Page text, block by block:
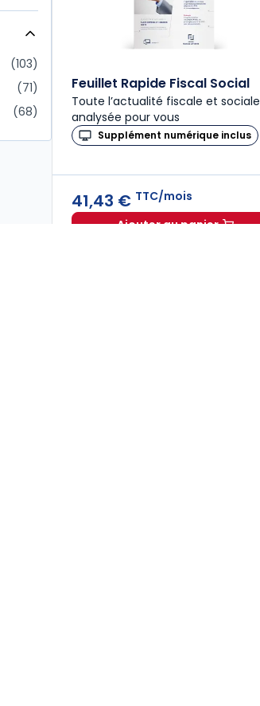
48
47
47
21
20
103
71
68
Feuillet Rapide Fiscal Social
Toute l’actualité fiscale et sociale
analysée pour vous
Supplément numérique inclus
41,43 € TTC/mois
Ajouter au panier